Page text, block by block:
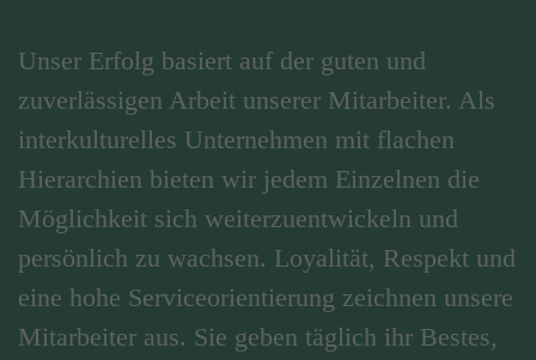
Unser Erfolg basiert auf der guten und
zuverlässigen Arbeit unserer Mitarbeiter. Als
interkulturelles Unternehmen mit flachen
Hierarchien bieten wir jedem Einzelnen die
Möglichkeit sich weiterzuentwickeln und
persönlich zu wachsen. Loyalität, Respekt und
eine hohe Serviceorientierung zeichnen unsere
Mitarbeiter aus. Sie geben täglich ihr Bestes,